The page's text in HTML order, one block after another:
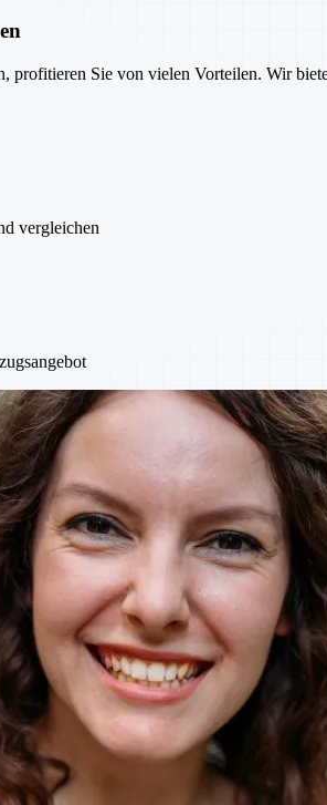
profitieren Sie von vielen Vorteilen. Wir
vergleichen